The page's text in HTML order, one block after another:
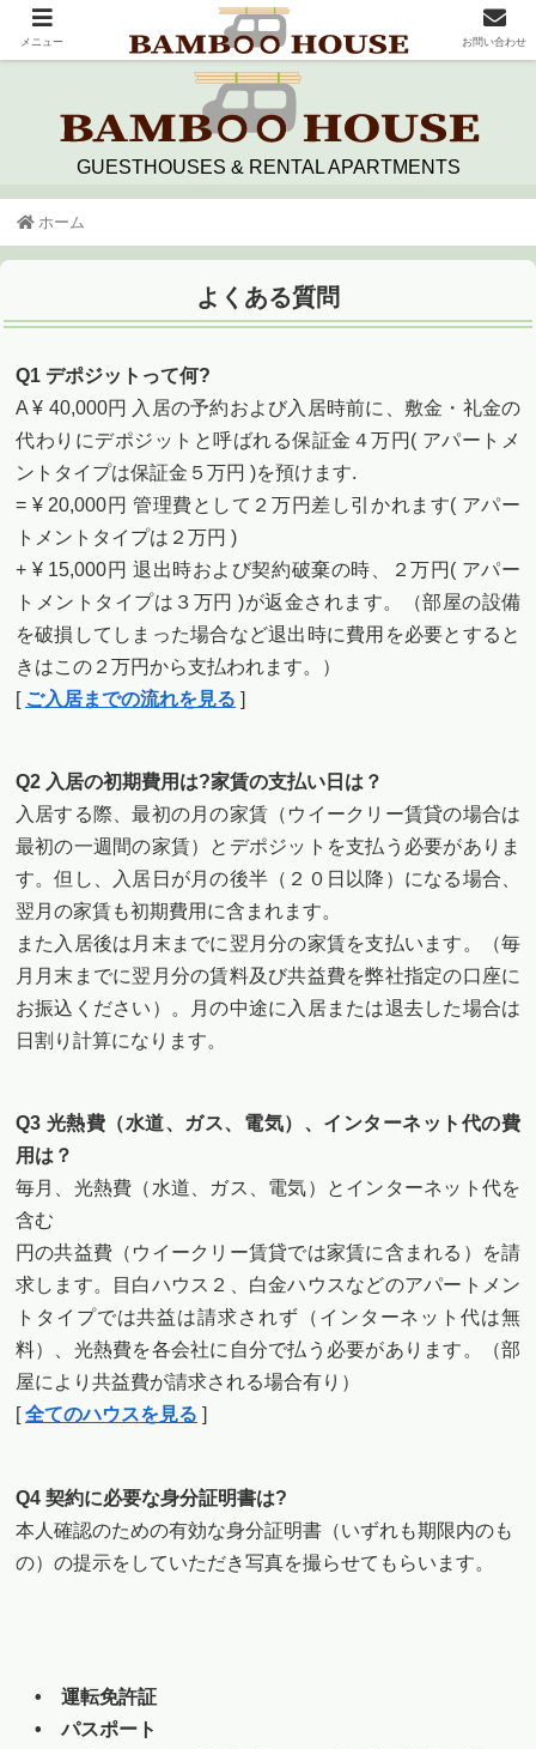
GUESTHOUSES & RENTAL APARTMENTS
ホーム
よくある質問
Q1 デポジットって何?
A ¥ 40,000円 入居の予約および入居時前に、敷金・礼金の
代わりにデポジットと呼ばれる保証金４万円( アパートメ
ントタイプは保証金５万円 )を預けます.
= ¥ 20,000円 管理費として２万円差し引かれます( アパー
トメントタイプは２万円 )
+ ¥ 15,000円 退出時および契約破棄の時、２万円( アパー
トメントタイプは３万円 )が返金されます。（部屋の設備
を破損してしまった場合など退出時に費用を必要とすると
きはこの２万円から支払われます。）
[ ご入居までの流れを見る ]
Q2 入居の初期費用は?家賃の支払い日は？
入居する際、最初の月の家賃（ウイークリー賃貸の場合は
最初の一週間の家賃）とデポジットを支払う必要がありま
す。但し、入居日が月の後半（２０日以降）になる場合、
翌月の家賃も初期費用に含まれます。
また入居後は月末までに翌月分の家賃を支払います。（毎
月月末までに翌月分の賃料及び共益費を弊社指定の口座に
お振込ください）。月の中途に入居または退去した場合は
日割り計算になります。
Q3 光熱費（水道、ガス、電気）、インターネット代の費
用は？
毎月、光熱費（水道、ガス、電気）とインターネット代を
含む
円の共益費（ウイークリー賃貸では家賃に含まれる）を請
求します。目白ハウス２、白金ハウスなどのアパートメン
トタイプでは共益は請求されず（インターネット代は無
料）、光熱費を各会社に自分で払う必要があります。（部
屋により共益費が請求される場合有り）
[全てのハウスを見る ]
Q4 契約に必要な身分証明書は?
本人確認のための有効な身分証明書（いずれも期限内のも
の）の提示をしていただき写真を撮らせてもらいます。
• 運転免許証
• パスポート
メニュー お問い合わせ